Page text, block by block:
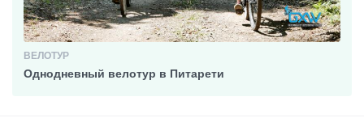
ВЕЛОТУР
Однодневный велотур в Питарети